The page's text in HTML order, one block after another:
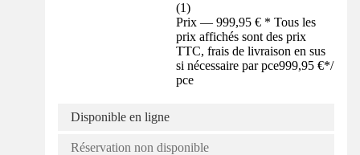
(1)
Prix — 999,95 € * Tous les
prix affichés sont des prix
TTC, frais de livraison en sus
si nécessaire par pce999,95 €*/
pce
Disponible en ligne
Réservation non disponible